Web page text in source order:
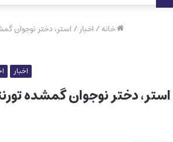
خانه/ اخبار/ استر، دختر نوجوان
اخبار
استر، دختر نوجوان گمشده